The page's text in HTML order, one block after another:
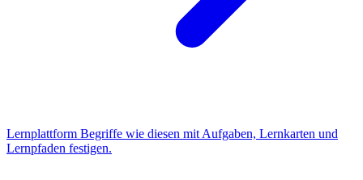
Lernplattform Begriffe wie diesen mit Aufgaben, Lernkarten und
Lernpfaden festigen.